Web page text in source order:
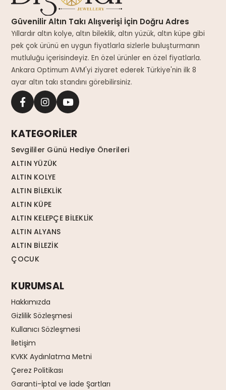
Güvenilir Altın Takı Alışverişi İçin Doğru Adres
Yıllardır altın kolye, altın bileklik, altın yüzük, altın küpe gibi
pek çok ürünü en uygun fiyatlarla sizlerle buluşturmanın
mutluluğu içerisindeyiz. En özel ürünler en özel fiyatlarla.
Ankara Optimum AVM'yi ziyaret ederek Türkiye'nin ilk 8
ayar altın takı standını görebilirsiniz.
KATEGORİLER
Sevgililer Günü Hediye Önerileri
ALTIN YÜZÜK
ALTIN KOLYE
ALTIN BİLEKLİK
ALTIN KÜPE
ALTIN KELEPÇE BİLEKLİK
ALTIN ALYANS
ALTIN BİLEZİK
ÇOCUK
KURUMSAL
Hakkımızda
Gizlilik Sözleşmesi
Kullanıcı Sözleşmesi
İletişim
KVKK Aydınlatma Metni
Çerez Politikası
Garanti-İptal ve İade Şartları